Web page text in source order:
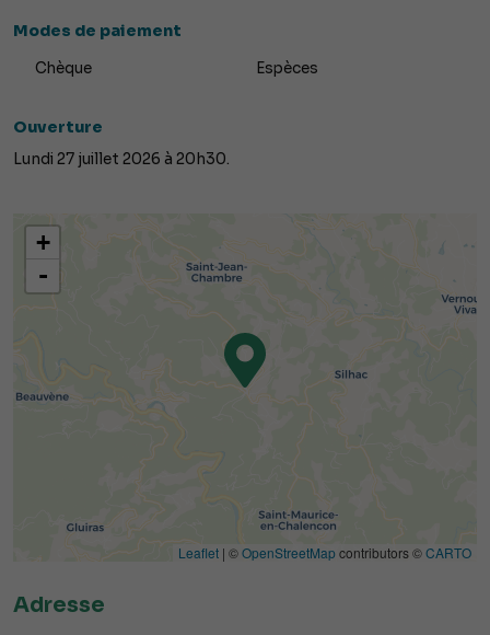
Modes de paiement
Chèque Espèces
Ouverture
Lundi 27 juillet 2026 à 20h30.
+
-
Leaflet | ©OpenStreetMapcontributors ©CARTO
Adresse